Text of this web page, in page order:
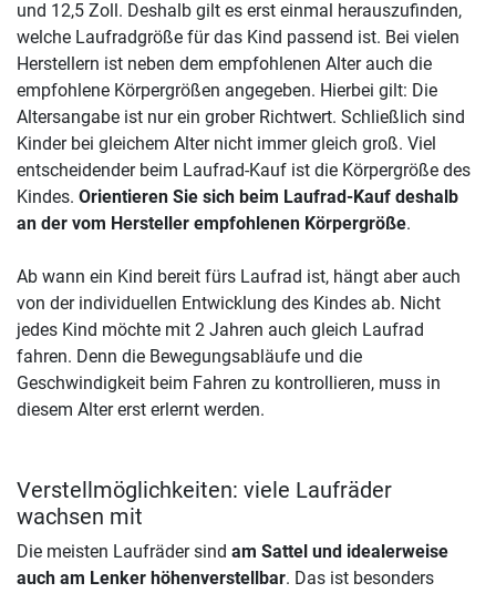
und 12,5 Zoll. Deshalb gilt es erst einmal herauszufinden,
welche Laufradgröße für das Kind passend ist. Bei vielen
Herstellern ist neben dem empfohlenen Alter auch die
empfohlene Körpergrößen angegeben. Hierbei gilt: Die
Altersangabe ist nur ein grober Richtwert. Schließlich sind
Kinder bei gleichem Alter nicht immer gleich groß. Viel
entscheidender beim Laufrad-Kauf ist die Körpergröße des
Kindes. Orientieren Sie sich beim Laufrad-Kauf deshalb
an der vom Hersteller empfohlenen Körpergröße.
Ab wann ein Kind bereit fürs Laufrad ist, hängt aber auch
von der individuellen Entwicklung des Kindes ab. Nicht
jedes Kind möchte mit 2 Jahren auch gleich Laufrad
fahren. Denn die Bewegungsabläufe und die
Geschwindigkeit beim Fahren zu kontrollieren, muss in
diesem Alter erst erlernt werden.
Verstellmöglichkeiten: viele Laufräder
wachsen mit
Die meisten Laufräder sind am Sattel und idealerweise
auch am Lenker höhenverstellbar. Das ist besonders